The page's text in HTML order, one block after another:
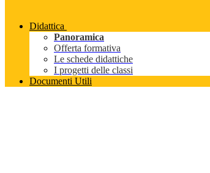
Didattica
Panoramica
Offerta formativa
Le schede didattiche
I progetti delle classi
Documenti Utili